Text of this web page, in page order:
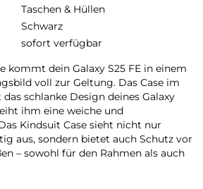
Taschen & Hüllen
Schwarz
sofort verfügbar
kommt dein Galaxy S25 FE in einem
voll zur Geltung. Das Case im
schlanke Design deines Galaxy
ihm eine weiche und
Kindsuit Case sieht nicht nur
aus, sondern bietet auch Schutz vor
– sowohl für den Rahmen als auch